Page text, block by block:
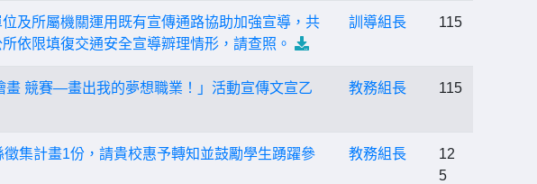
及所屬機關運用既有宣傳通路協助加強宣導，共
依限填復交通安全宣導辧理情形，請查照。
訓導組長 115
競賽—畫出我的夢想職業！」活動宣傳文宣乙
教務組長 115
集計畫1份，請貴校惠予轉知並鼓勵學生踴躍參
教務組長
12
5